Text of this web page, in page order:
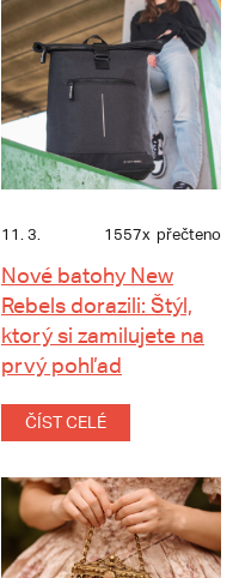
11. 3. 1557x přečteno
Nové batohy New
Rebels dorazili: Štýl,
ktorý si zamilujete na
prvý pohľad
ČÍST CELÉ